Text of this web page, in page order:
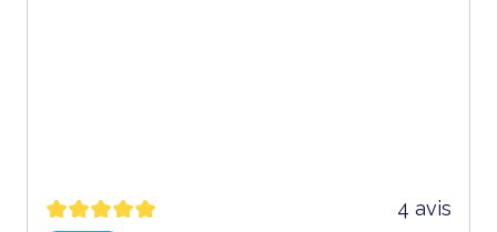
4 avis